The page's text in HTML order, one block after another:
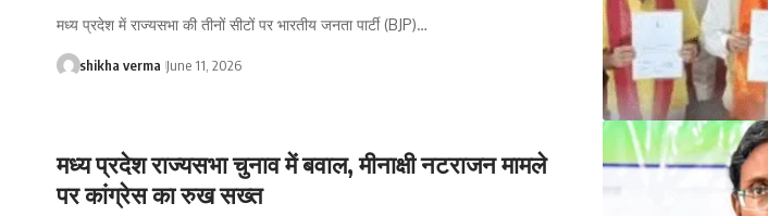
मध्य प्रदेश में राज्यसभा की तीनों सीटों पर भारतीय जनता पार्टी (BJP)…
shikha verma June 11, 2026
मध्य प्रदेश राज्यसभा चुनाव में बवाल, मीनाक्षी नटराजन मामले
पर कांग्रेस का रुख सख्त